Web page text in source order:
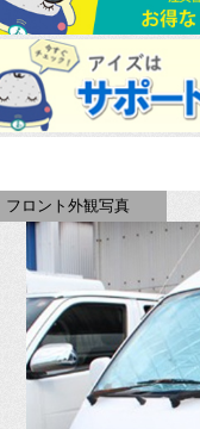
フロント外観写真